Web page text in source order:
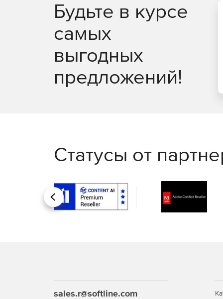
Подсветка рабочего места способствует
недостаточного освещения
Простота обслуживания благодаря быстрой
Фирменный вместительный кейс для
Возможность крепления битодержателя и
Будьте в курсе
самых
выгодных
предложений!
Статусы от
Назад
sales.r@softline.com